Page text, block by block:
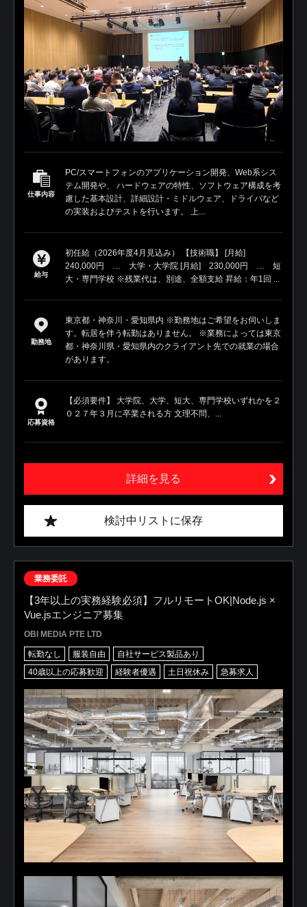
仕事内容
PC/スマートフォンのアプリケーション開発、Web系シス
テム開発や、 ハードウェアの特性、ソフトウェア構成を考
慮した基本設計、詳細設計・ミドルウェア、ドライバなど
の実装およびテストを行います。 上...
給与
初任給（2026年度4月見込み） 【技術職】 [月給]
240,000円 … 大学・大学院 [月給] 230,000円 … 短
大・専門学校 ※残業代は、別途、全額支給 昇給：年1回 ...
勤務地
東京都・神奈川・愛知県内 ※勤務地はご希望をお伺いしま
す。転居を伴う転勤はありません。 ※業務によっては東京
都・神奈川県・愛知県内のクライアント先での就業の場合
があります。
応募資格
【必須要件】 大学院、大学、短大、専門学校いずれかを２
０２７年３月に卒業される方 文理不問、...
詳細を見る
検討中リストに保存
業務委託
【3年以上の実務経験必須】フルリモートOK|Node.js ×
Vue.jsエンジニア募集
OBI MEDIA PTE LTD
転勤なし 服装自由
自社サービス製品あり
40歳以上の応募歓迎
経験者優遇 土日祝休み 急募求人